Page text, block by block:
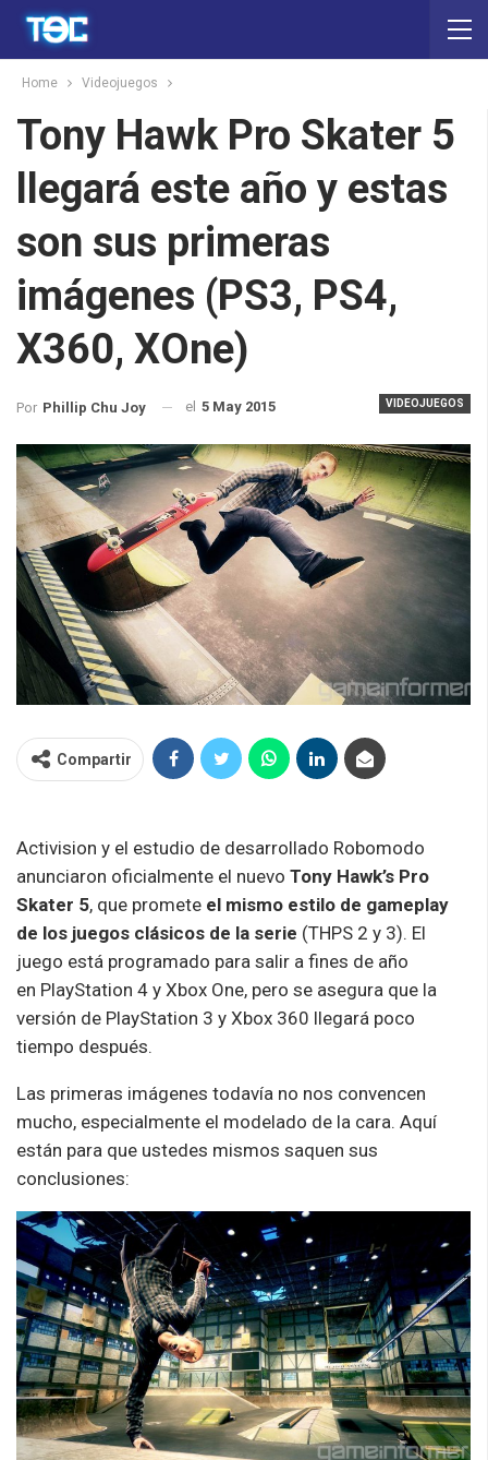
Home Videojuegos
Tony Hawk Pro Skater 5
llegará este año y estas
son sus primeras
imágenes (PS3, PS4,
X360, XOne)
VIDEOJUEGOS
Por Phillip Chu Joy el 5 May 2015
Compartir
Activision y el estudio de desarrollado Robomodo
anunciaron oficialmente el nuevo Tony Hawk’s Pro
Skater 5, que promete el mismo estilo de gameplay
de los juegos clásicos de la serie (THPS 2 y 3). El
juego está programado para salir a fines de año
en PlayStation 4 y Xbox One, pero se asegura que la
versión de PlayStation 3 y Xbox 360 llegará poco
tiempo después.
Las primeras imágenes todavía no nos convencen
mucho, especialmente el modelado de la cara. Aquí
están para que ustedes mismos saquen sus
conclusiones: